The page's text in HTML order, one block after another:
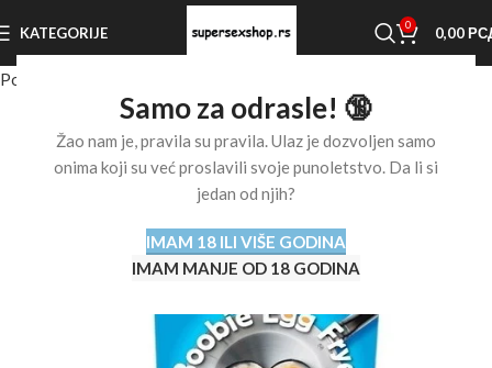
Samo za odrasle! 🔞
Žao nam je, pravila su pravila. Ulaz je dozvoljen samo
onima koji su već proslavili svoje punoletstvo. Da li si
jedan od njih?
IMAM 18 ILI VIŠE GODINA
IMAM MANJE OD 18 GODINA
KATEGORIJE 0 0,00
Početna stranica